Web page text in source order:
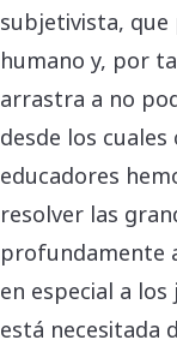
subjetivista, que
humano y, por
arrastra a no
desde los
educadores
resolver las
profundamente
en especial a
está necesitada